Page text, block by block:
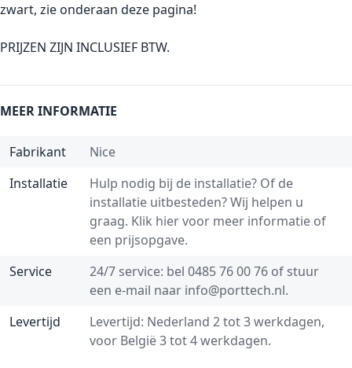
zwart, zie onderaan deze pagina!
PRIJZEN ZIJN INCLUSIEF BTW.
MEER INFORMATIE
Fabrikant
Nice
Installatie
Hulp nodig bij de installatie? Of de
installatie uitbesteden? Wij helpen u
graag. Klik hier voor meer informatie of
een prijsopgave.
Service
24/7 service: bel 0485 76 00 76 of stuur
een e-mail naar info@porttech.nl.
Levertijd
Levertijd: Nederland 2 tot 3 werkdagen,
voor België 3 tot 4 werkdagen.